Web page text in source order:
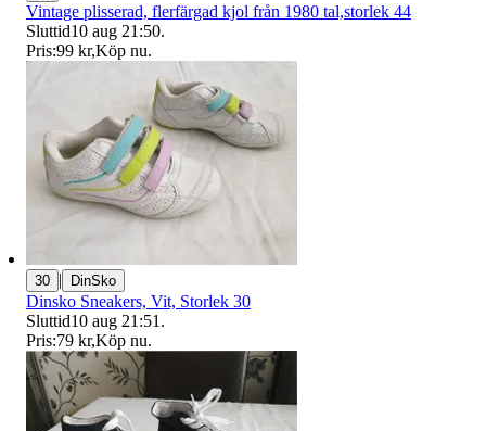
Vintage plisserad, flerfärgad kjol från 1980 tal,storlek 44
Sluttid10 aug 21:50.
Pris:99 kr,Köp nu.
30 | DinSko
Dinsko Sneakers, Vit, Storlek 30
Sluttid10 aug 21:51 .
Pris:79 kr,Köp nu.